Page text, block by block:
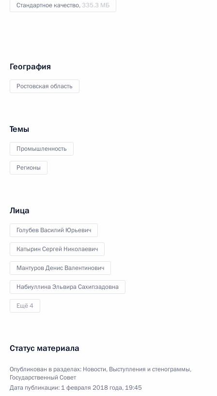
Стандартное качество, 335.3 МБ
География
Ростовская область
Темы
Промышленность
Регионы
Лица
Голубев Василий Юрьевич
Катырин Сергей Николаевич
Мантуров Денис Валентинович
Набиуллина Эльвира Сахипзадовна
Ещё 4
Статус материала
Опубликован в разделах: Новости, Выступления и стенограммы,
Государственный Совет
Дата публикации: 1 февраля 2018 года, 19:45